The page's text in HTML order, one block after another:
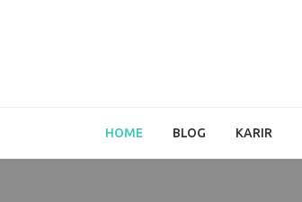
HOME BLOG KARIR